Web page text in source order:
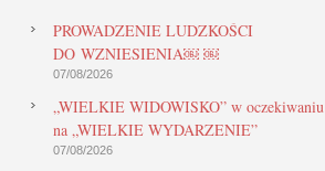
PROWADZENIE LUDZKOŚCI
DO WZNIESIENIA￼ ￼
07/08/2026
„WIELKIE WIDOWISKO” w oczekiwaniu
na „WIELKIE WYDARZENIE”
07/08/2026